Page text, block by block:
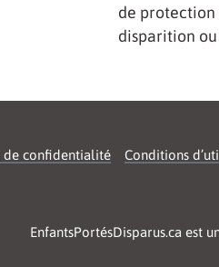
de protection
disparition
de confidentialité Conditions
EnfantsPortésDisparus.ca est